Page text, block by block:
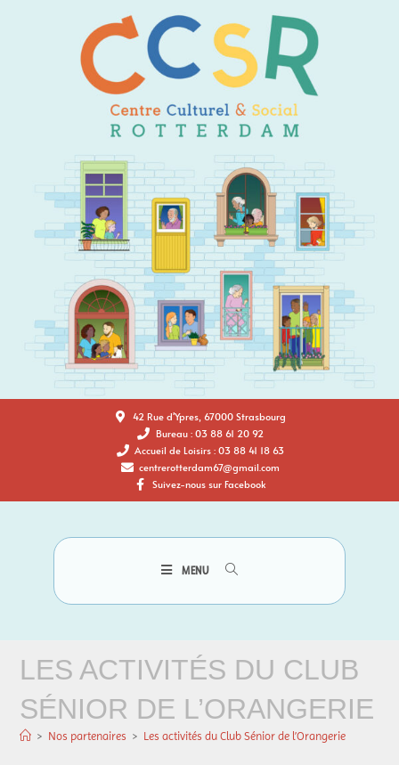
42 Rue d'Ypres, 67000 Strasbourg
Bureau : 03 88 61 20 92
Accueil de Loisirs : 03 88 41 18 63
centrerotterdam67@gmail.com
Suivez-nous sur Facebook
MENU
LES ACTIVITÉS DU CLUB
SÉNIOR DE L’ORANGERIE
> Nos partenaires > Les activités du Club Sénior de l’Orangerie